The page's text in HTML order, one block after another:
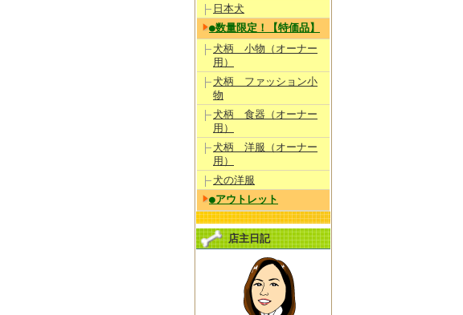
日本犬
●数量限定！【特価品】
犬柄 小物（オーナー
用）
犬柄 ファッション小
物
犬柄 食器（オーナー
用）
犬柄 洋服（オーナー
用）
犬の洋服
●アウトレット
店主日記